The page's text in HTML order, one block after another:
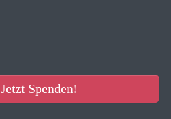
Jetzt Spenden!